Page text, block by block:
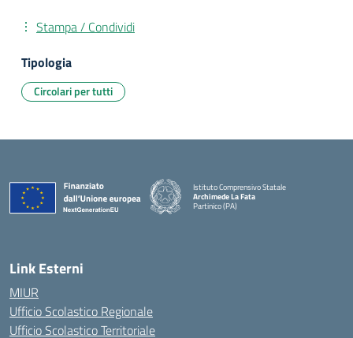
Stampa / Condividi
Tipologia
Circolari per tutti
Istituto Comprensivo Statale
Archimede La Fata
Partinico (PA)
Link Esterni
MIUR
Ufficio Scolastico Regionale
Ufficio Scolastico Territoriale